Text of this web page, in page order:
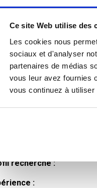
Ce site Web utilise des
Les cookies nous
sociaux et d'analyser
partenaires de médias
vous leur avez fournies
vous continuez à utiliser
et diplômes :
recherché :
: